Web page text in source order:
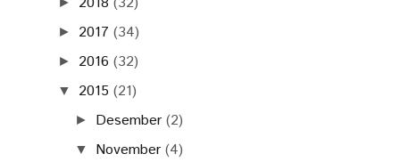
► 2017 (34)
► 2016 (32)
▼ 2015 (21)
► Desember (2)
▼ November (4)